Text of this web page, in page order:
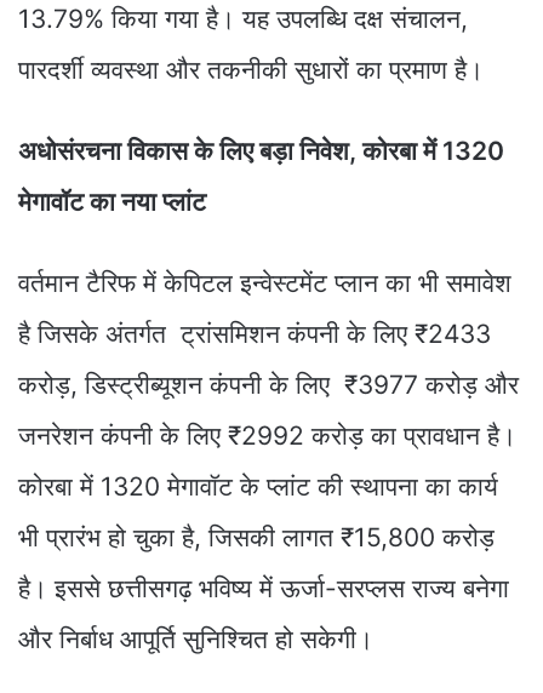
13.79% किया गया है। यह उपलब्धि दक्ष संचालन,
पारदर्शी व्यवस्था और तकनीकी सुधारों का प्रमाण है।
अधोसंरचना विकास के लिए बड़ा निवेश, कोरबा में 1320
मेगावॉट का नया प्लांट
वर्तमान टैरिफ में केपिटल इन्वेस्टमेंट प्लान का भी समावेश
है जिसके अंतर्गत ट्रांसमिशन कंपनी के लिए ₹2433
करोड़, डिस्ट्रीब्यूशन कंपनी के लिए ₹3977 करोड़ और
जनरेशन कंपनी के लिए ₹2992 करोड़ का प्रावधान है।
कोरबा में 1320 मेगावॉट के प्लांट की स्थापना का कार्य
भी प्रारंभ हो चुका है, जिसकी लागत ₹15,800 करोड़
है। इससे छत्तीसगढ़ भविष्य में ऊर्जा-सरप्लस राज्य बनेगा
और निर्बाध आपूर्ति सुनिश्चित हो सकेगी।